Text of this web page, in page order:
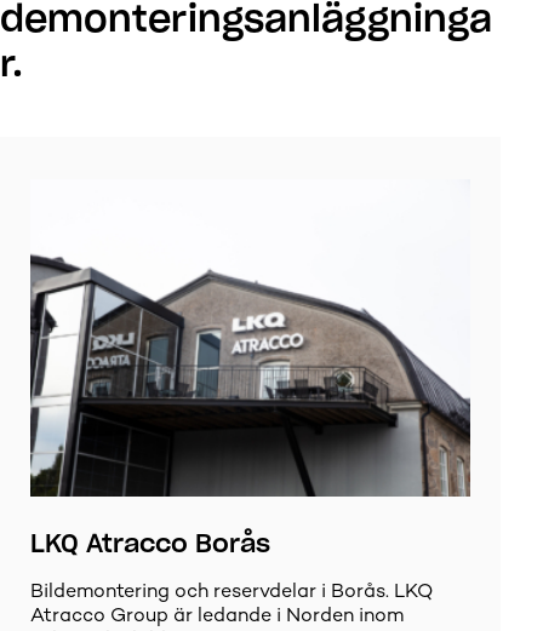
demonteringsanläggninga
r.
LKQ Atracco Borås
Bildemontering och reservdelar i Borås. LKQ
Atracco Group är ledande i Norden inom